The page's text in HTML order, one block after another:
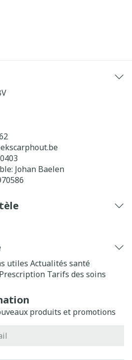
Johan Baelen
utiles Actualités santé
Prescription Tarifs des soins
produits et promotions